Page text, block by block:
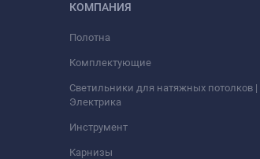
КОМПАНИЯ
Полотна
Комплектующие
Светильники для натяжных потолков |
Электрика
Инструмент
Карнизы